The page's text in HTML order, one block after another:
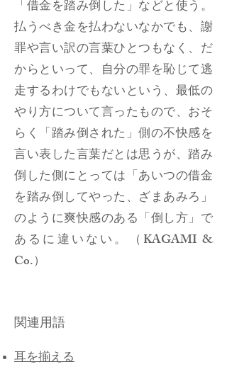
「借金を踏み倒した」などと使う。
払うべき金を払わないなかでも、謝
罪や言い訳の言葉ひとつもなく、だ
からといって、自分の罪を恥じて逃
走するわけでもないという、最低の
やり方について言ったもので、おそ
らく「踏み倒された」側の不快感を
言い表した言葉だとは思うが、踏み
倒した側にとっては「あいつの借金
を踏み倒してやった、ざまあみろ」
のように爽快感のある「倒し方」で
あるに違いない。（KAGAMI &
Co.）
関連用語
耳を揃える